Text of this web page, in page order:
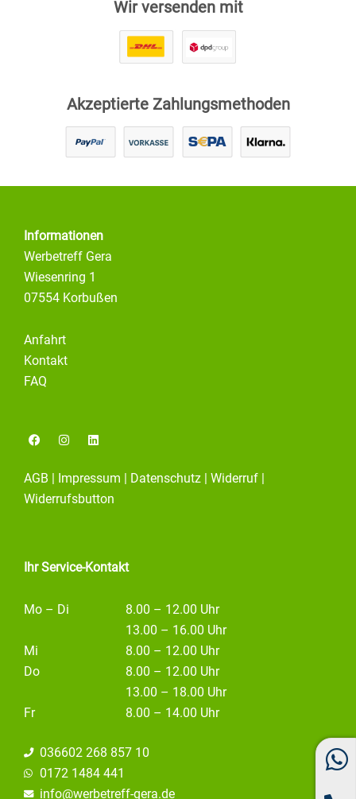
Wir versenden mit
Akzeptierte Zahlungsmethoden
Informationen
Werbetreff Gera
Wiesenring 1
07554 Korbußen
Anfahrt
Kontakt
FAQ
F
a
e
b
o
o
I
n
a
g
r
L
i
e
d
i
AGB Impressum Datenschutz Widerruf
Widerrufsbutton
Ihr Service-Kontakt
Mo – Di
8.00 – 12.00 Uhr
13.00 – 16.00 Uhr
Mi
8.00 – 12.00 Uhr
Do
8.00 – 12.00 Uhr
13.00 – 18.00 Uhr
Fr
8.00 – 14.00 Uhr
036602 268 857 10
0172 1484 441
info@werbetreff-gera.de